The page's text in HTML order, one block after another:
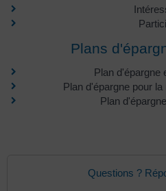
Plans
Plan d'épargne
Plan d'épargne pour
Plan
Questions ?